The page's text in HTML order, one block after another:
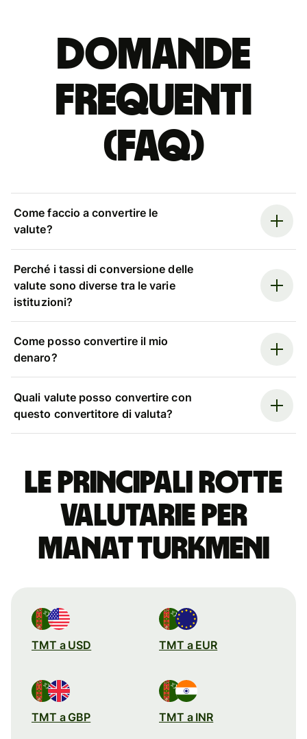
Domande
Frequenti
(FAQ)
Come faccio a convertire le
valute?
Perché i tassi di conversione delle
valute sono diverse tra le varie
istituzioni?
Come posso convertire il mio
denaro?
Quali valute posso convertire con
questo convertitore di valuta?
Le principali rotte
valutarie per
manat turkmeni
TMT a USD TMT a EUR
TMT a GBP TMT a INR